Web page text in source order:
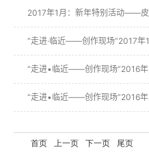
2017年1月：新年特别活动——皮
“走进·临近——创作现场”2017年
“走进•临近——创作现场”2016
“走进•临近——创作现场”2016
首页 上一页 下一页 尾页